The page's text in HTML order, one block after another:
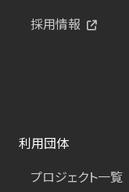
採用情報
利用団体
プロジェクト一覧